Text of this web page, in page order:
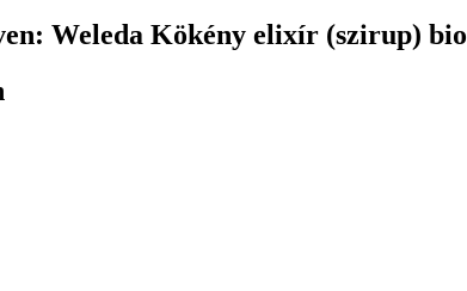
Weleda Kökény elixír (szirup) bio